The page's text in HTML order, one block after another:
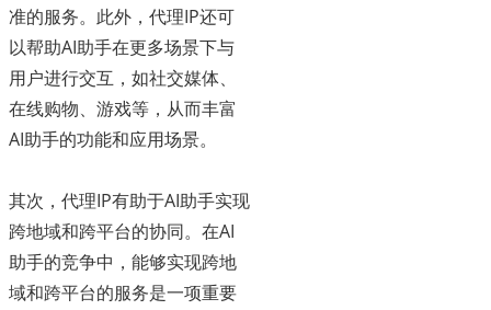
准的服务。此外，代理IP还可
以帮助AI助手在更多场景下与
用户进行交互，如社交媒体、
在线购物、游戏等，从而丰富
AI助手的功能和应用场景。
其次，代理IP有助于AI助手实现
跨地域和跨平台的协同。在AI
助手的竞争中，能够实现跨地
域和跨平台的服务是一项重要